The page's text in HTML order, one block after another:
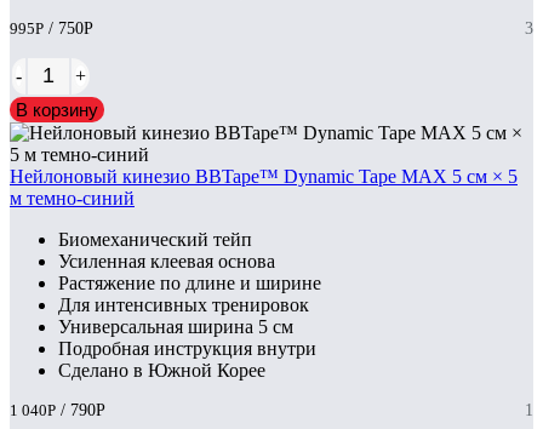
995Р / 750Р 3
-
+
В корзину
Нейлоновый кинезио BBTape™ Dynamic Tape MAX 5 см × 5
м темно-синий
Биомеханический тейп
Усиленная клеевая основа
Растяжение по длине и ширине
Для интенсивных тренировок
Универсальная ширина 5 см
Подробная инструкция внутри
Сделано в Южной Корее
1 040Р / 790Р 1